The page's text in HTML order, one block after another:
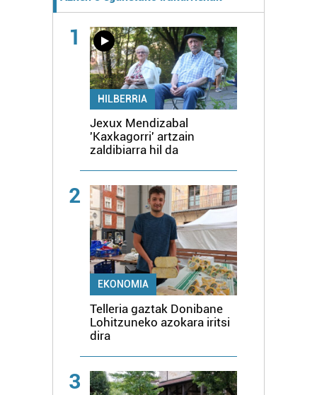
1
HILBERRIA
Jexux Mendizabal
'Kaxkagorri' artzain
zaldibiarra hil da
2
EKONOMIA
Telleria gaztak Donibane
Lohitzuneko azokara iritsi
dira
3